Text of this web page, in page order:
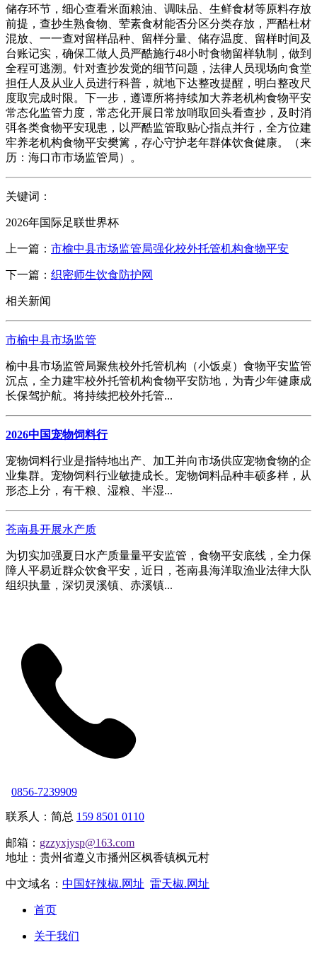
储存环节，细心查看米面粮油、调味品、生鲜食材等原料存放
前提，查抄生熟食物、荤素食材能否分区分类存放，严酷杜材
混放、一一查对留样品种、留样分量、储存温度、留样时间及
台账记实，确保工做人员严酷施行48小时食物留样轨制，做到
全程可逃溯。针对查抄发觉的细节问题，法律人员现场向食堂
担任人及从业人员进行科普，就地下达整改提醒，明白整改尺
度取完成时限。下一步，遵谭所将持续加大养老机构食物平安
常态化监管力度，常态化开展日常放哨取回头看查抄，及时消
弭各类食物平安现患，以严酷监管取贴心指点并行，全方位建
牢养老机构食物平安樊篱，存心守护老年群体饮食健康。（来
历：海口市市场监管局）。
关键词：
2026年国际足联世界杯
上一篇： 市榆中县市场监管局强化校外托管机构食物平安
下一篇： 织密师生饮食防护网
相关新闻
市榆中县市场监管
榆中县市场监管局聚焦校外托管机构（小饭桌）食物平安监管
沉点，全力建牢校外托管机构食物平安防地，为青少年健康成
长保驾护航。将持续把校外托管...
2026中国宠物饲料行
宠物饲料行业是指特地出产、加工并向市场供应宠物食物的企
业集群。宠物饲料行业敏捷成长。宠物饲料品种丰硕多样，从
形态上分，有干粮、湿粮、半湿...
苍南县开展水产质
为切实加强夏日水产质量量平安监管，食物平安底线，全力保
障人平易近群众饮食平安，近日，苍南县海洋取渔业法律大队
组织执量，深切灵溪镇、赤溪镇...
0856-7239909
联系人：简总 159 8501 0110
邮箱： gzzyxjysp@163.com
地址：贵州省遵义市播州区枫香镇枫元村
中文域名： 中国好辣椒.网址 雷天椒.网址
首页
关于我们